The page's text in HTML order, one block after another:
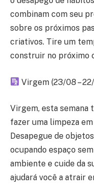
combinam com seu
sobre os próximos
criativos. Tire um
construir no próximo
Virgem (23/08 –
Virgem, esta semana
fazer uma limpeza
Desapegue de
ocupando espaço
ambiente e cuide da
ajudará você a atrair